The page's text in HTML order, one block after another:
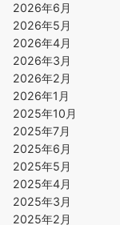
2026年6月
2026年5月
2026年4月
2026年3月
2026年2月
2026年1月
2025年10月
2025年7月
2025年6月
2025年5月
2025年4月
2025年3月
2025年2月